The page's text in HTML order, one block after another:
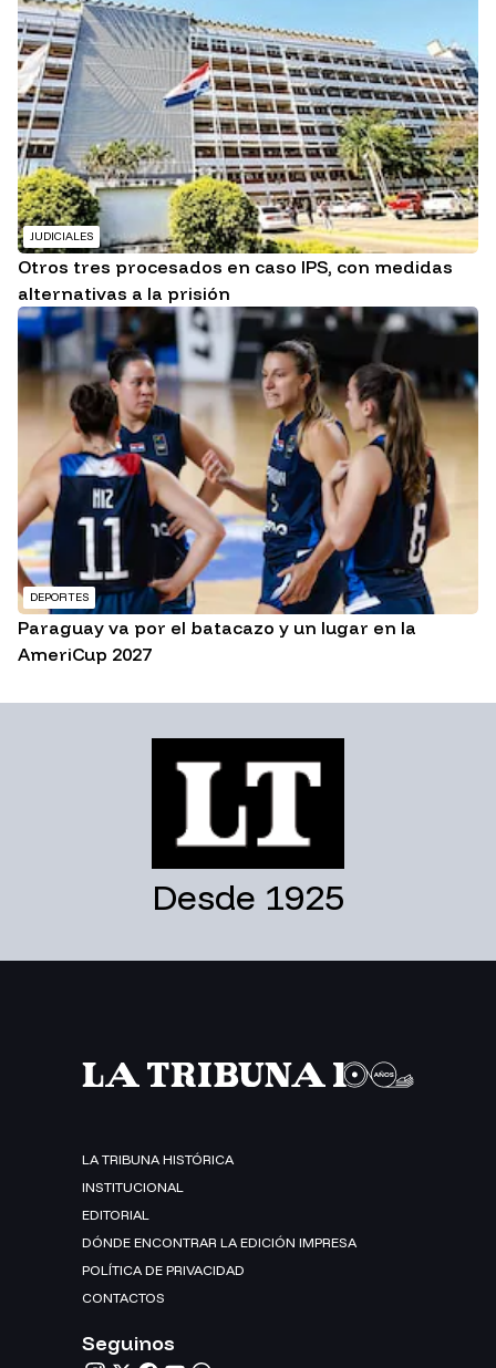
JUDICIALES
Otros tres procesados en caso IPS, con medidas
alternativas a la prisión
DEPORTES
Paraguay va por el batacazo y un lugar en la
AmeriCup 2027
Desde 1925
LA TRIBUNA HISTÓRICA
INSTITUCIONAL
EDITORIAL
DÓNDE ENCONTRAR LA EDICIÓN IMPRESA
POLÍTICA DE PRIVACIDAD
CONTACTOS
Seguinos